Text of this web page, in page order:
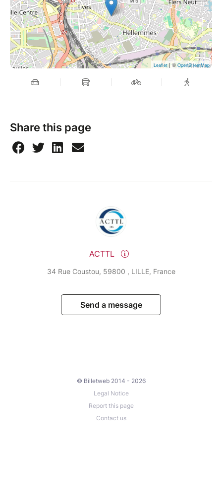
Leaflet | © OpenStreetMap
Share this page
ACTTL
34 Rue Coustou, 59800 , LILLE, France
Send a message
© Billetweb 2014 - 2026
Legal Notice
Report this page
Contact us